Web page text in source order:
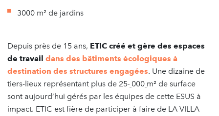
3000 m² de jardins
Depuis près de 15 ans, ETIC créé et gère des espaces
de travail dans des bâtiments écologiques à
destination des structures engagées. Une dizaine de
tiers-lieux représentant plus de 25 000 m² de surface
sont aujourd’hui gérés par les équipes de cette ESUS à
impact. ETIC est fière de participer à faire de LA VILLA